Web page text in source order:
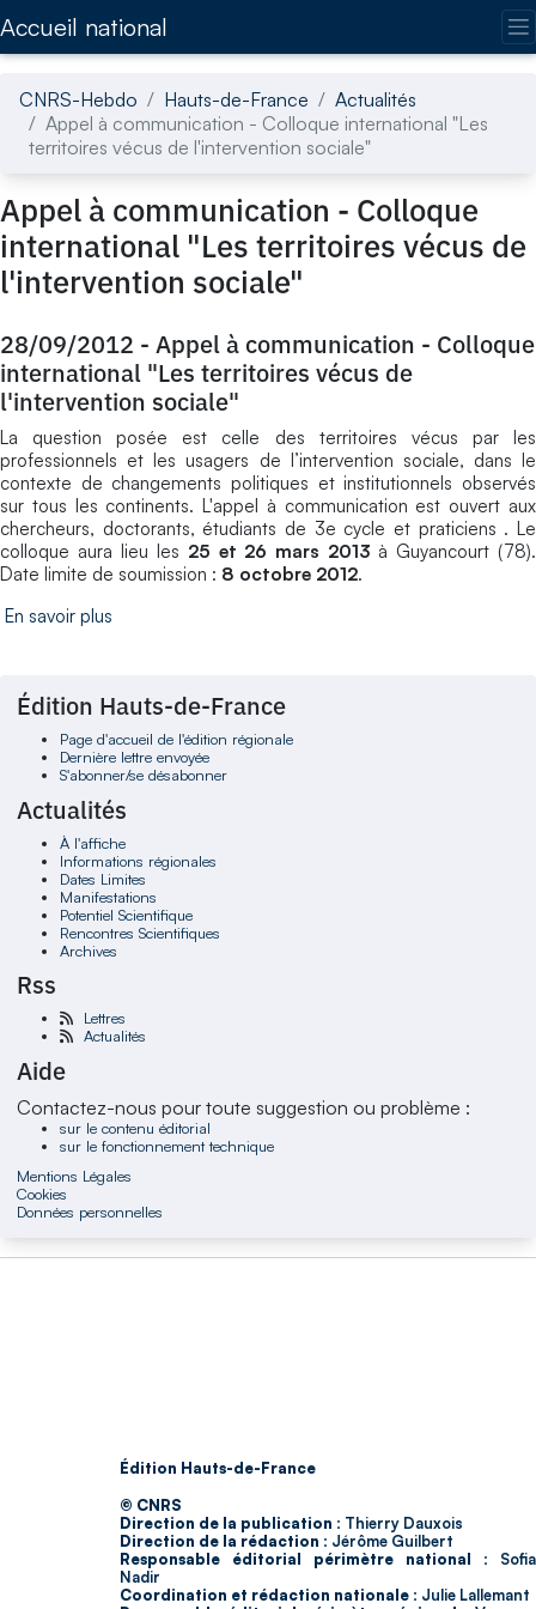
Accueil national
CNRS-Hebdo Hauts-de-France
Actualités
Appel à communication - Colloque international "Les
territoires vécus de l'intervention sociale"
Appel à communication - Colloque
international "Les territoires vécus de
l'intervention sociale"
28/09/2012 - Appel à communication - Colloque
international "Les territoires vécus de
l'intervention sociale"
La question posée est celle des territoires vécus par les
professionnels et les usagers de l’intervention sociale, dans le
contexte de changements politiques et institutionnels observés
sur tous les continents. L'appel à communication est ouvert aux
chercheurs, doctorants, étudiants de 3e cycle et praticiens . Le
colloque aura lieu les 25 et 26 mars 2013 à Guyancourt (78).
Date limite de soumission : 8 octobre 2012.
En savoir plus
Édition Hauts-de-France
Page d'accueil de l'édition régionale
Dernière lettre envoyée
S'abonner/se désabonner
Actualités
À l'affiche
Informations régionales
Dates Limites
Manifestations
Potentiel Scientifique
Rencontres Scientifiques
Archives
Rss
Lettres
Actualités
Aide
Contactez-nous pour toute suggestion ou problème :
sur le contenu éditorial
sur le fonctionnement technique
Mentions Légales
Cookies
Données personnelles
Édition Hauts-de-France
© CNRS
Direction de la publication : Thierry Dauxois
Direction de la rédaction : Jérôme Guilbert
Responsable éditorial périmètre national : Sofia
Nadir
Coordination et rédaction nationale : Julie Lallemant